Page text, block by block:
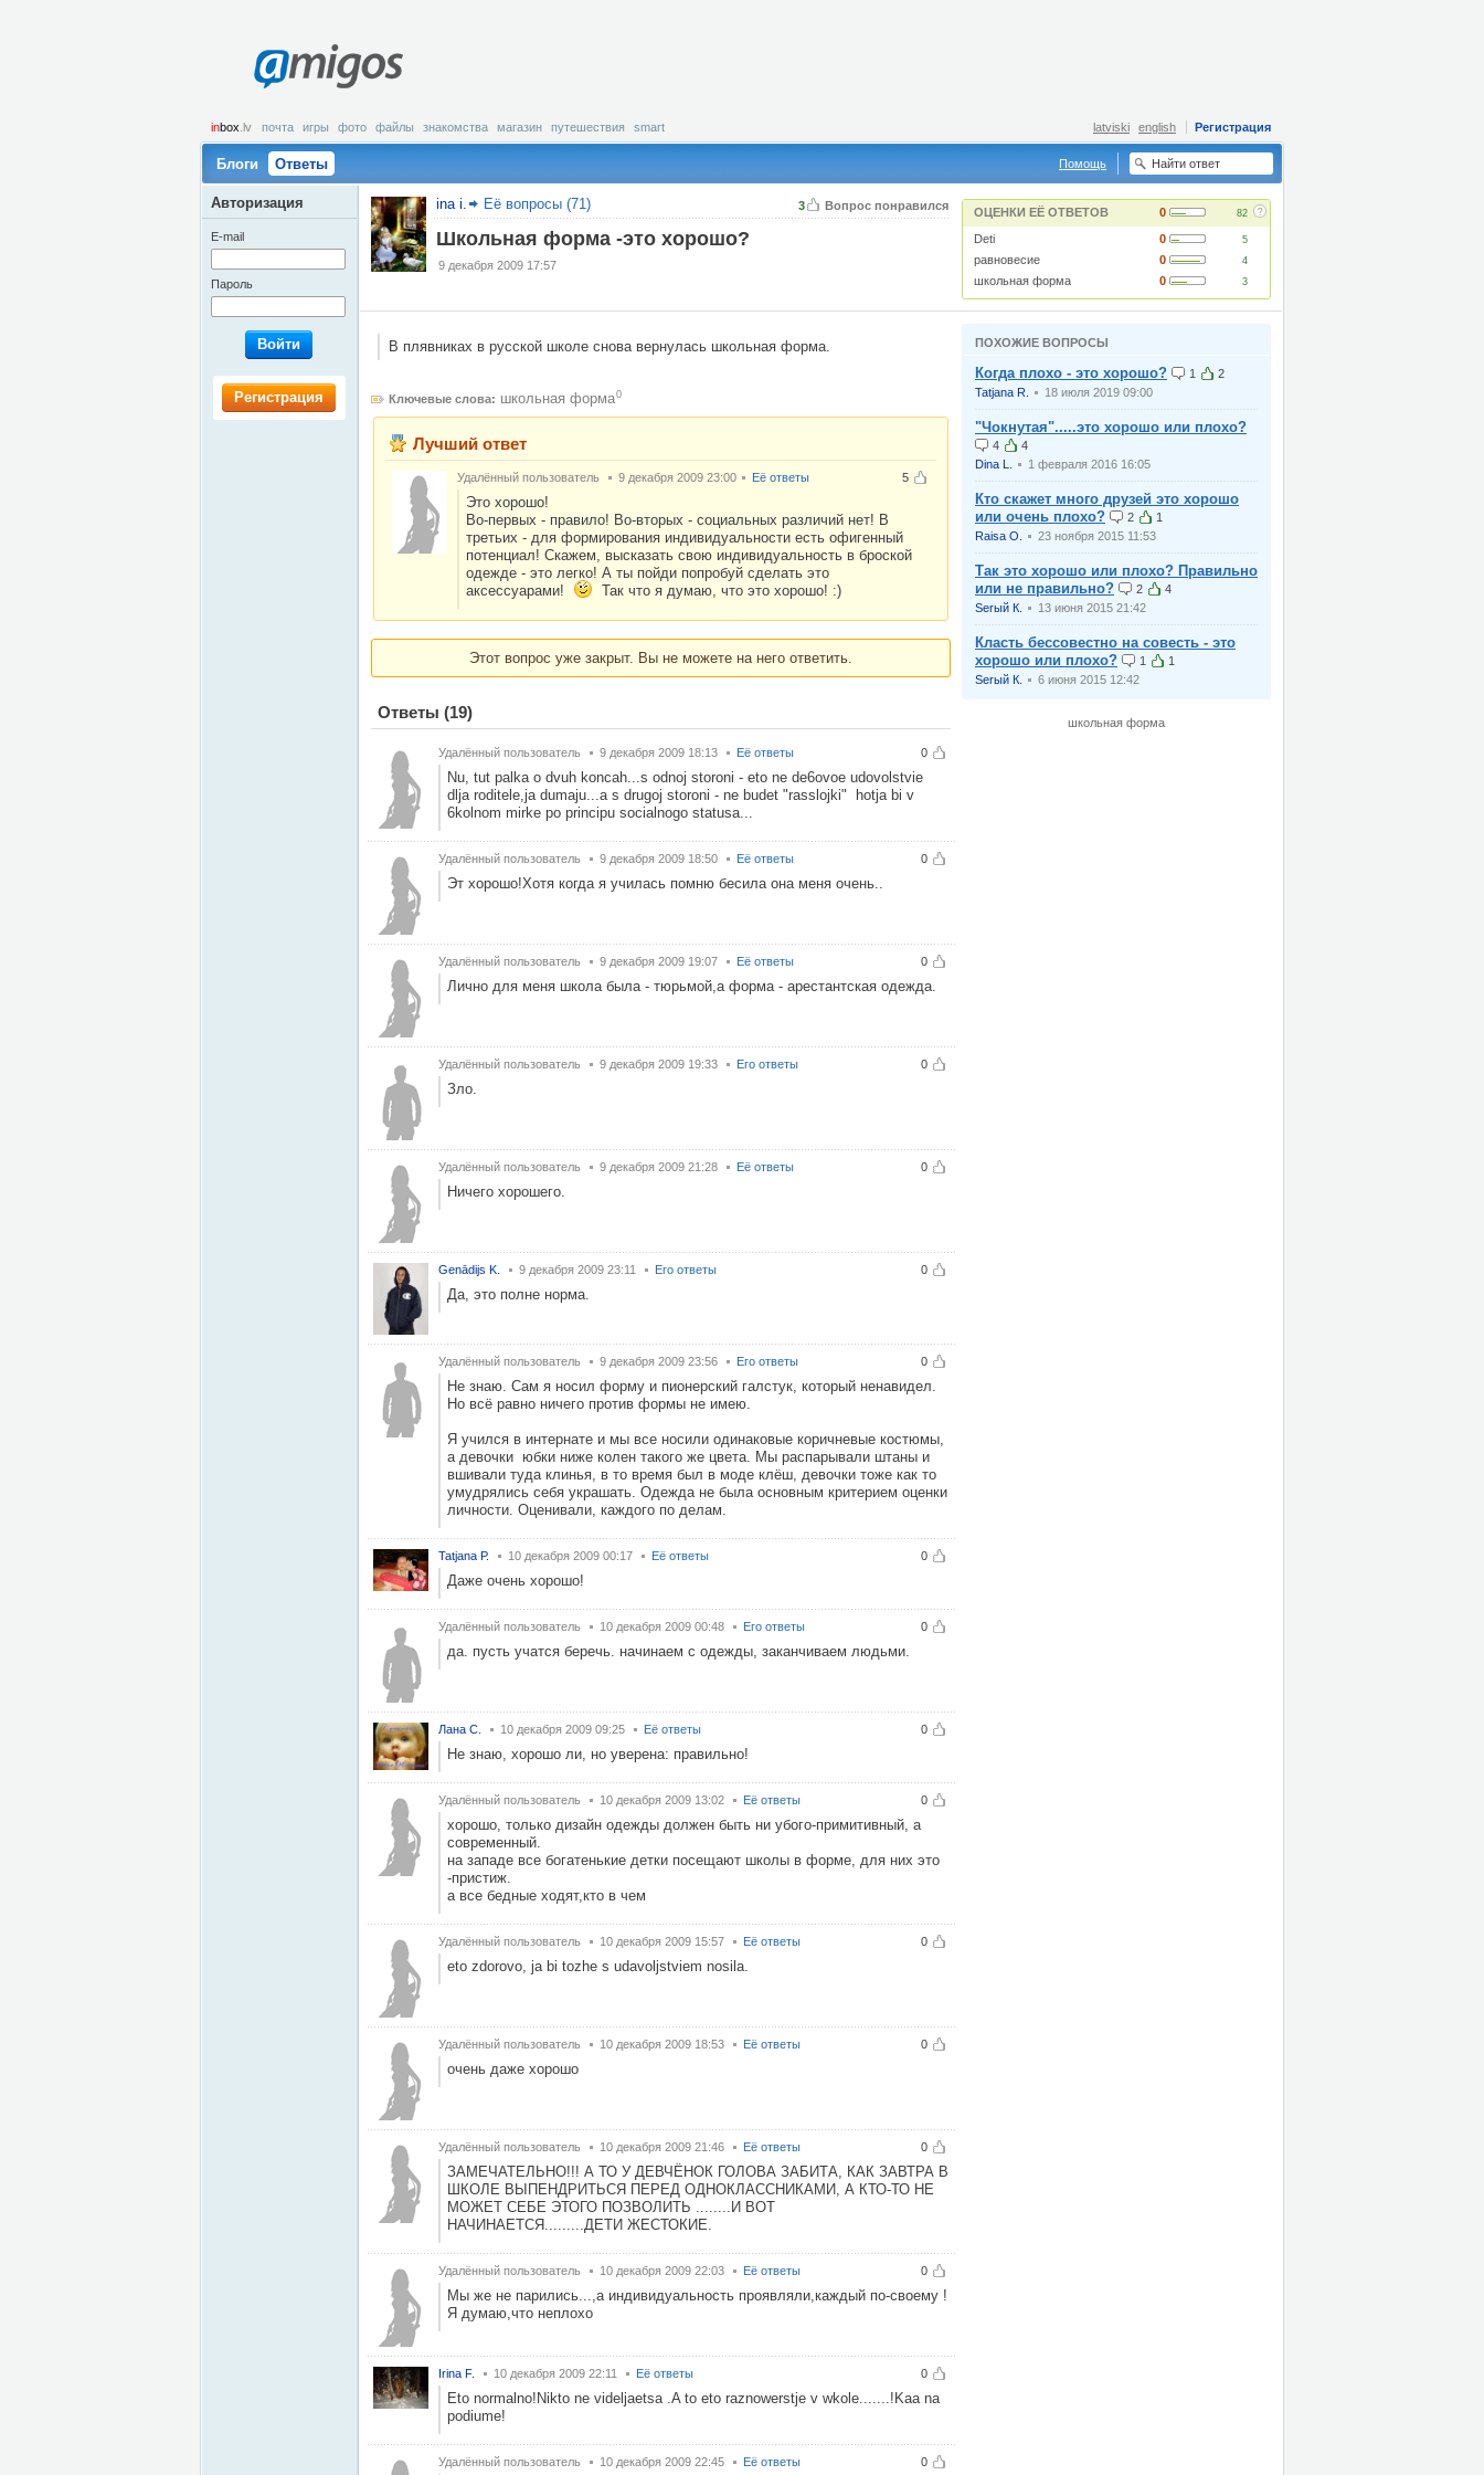
amigos
inbox .lv почта игры фото файлы знакомства магазин путешествия smart Регистрация
latviski english
Блоги Ответы Помощь
3 Вопрос понравился
ina i. Её вопросы (71)
Школьная форма -это хорошо?
9 декабря 2009 17:57
ОЦЕНКИ ЕЁ ОТВЕТОВ 0 82 ?
Deti 0 5
равновесие 0 4
школьная форма 0 3
В плявниках в русской школе снова вернулась школьная форма.
Ключевые слова: школьная форма0
Лучший ответ
5
Удалённый пользователь 9 декабря 2009 23:00 Её ответы
Это хорошо!
Во-первых - правило! Во-вторых - социальных различий нет! В
третьих - для формирования индивидуальности есть офигенный
потенциал! Скажем, высказать свою индивидуальность в броской
одежде - это легко! А ты пойди попробуй сделать это
аксессуарами!
Так что я думаю, что это хорошо! :)
Этот вопрос уже закрыт. Вы не можете на него ответить.
Ответы (19)
0
Удалённый пользователь 9 декабря 2009 18:13 Её ответы
Nu, tut palka o dvuh koncah...s odnoj storoni - eto ne de6ovoe udovolstvie
dlja roditele,ja dumaju...a s drugoj storoni - ne budet "rasslojki" hotja bi v
6kolnom mirke po principu socialnogo statusa...
0
Удалённый пользователь 9 декабря 2009 18:50 Её ответы
Эт хорошо!Хотя когда я училась помню бесила она меня очень..
0
Удалённый пользователь 9 декабря 2009 19:07 Её ответы
Лично для меня школа была - тюрьмой,а форма - арестантская одежда.
0
Удалённый пользователь 9 декабря 2009 19:33 Его ответы
Зло.
0
Удалённый пользователь 9 декабря 2009 21:28 Её ответы
Ничего хорошего.
0
Genādijs K. 9 декабря 2009 23:11 Его ответы
Да, это полне норма.
0
Удалённый пользователь 9 декабря 2009 23:56 Его ответы
Не знаю. Сам я носил форму и пионерский галстук, который ненавидел.
Но всё равно ничего против формы не имею.
Я учился в интернате и мы все носили одинаковые коричневые костюмы,
а девочки юбки ниже колен такого же цвета. Мы распарывали штаны и
вшивали туда клинья, в то время был в моде клёш, девочки тоже как то
умудрялись себя украшать. Одежда не была основным критерием оценки
личности. Оценивали, каждого по делам.
0
Tatjana Р. 10 декабря 2009 00:17 Её ответы
Даже очень хорошо!
0
Удалённый пользователь 10 декабря 2009 00:48 Его ответы
да. пусть учатся беречь. начинаем с одежды, заканчиваем людьми.
0
Лана С. 10 декабря 2009 09:25 Её ответы
Не знаю, хорошо ли, но уверена: правильно!
0
Удалённый пользователь 10 декабря 2009 13:02 Её ответы
хорошо, только дизайн одежды должен быть ни убого-примитивный, а
современный.
на западе все богатенькие детки посещают школы в форме, для них это
-пристиж.
а все бедные ходят,кто в чем
0
Удалённый пользователь 10 декабря 2009 15:57 Её ответы
eto zdorovo, ja bi tozhe s udavoljstviem nosila.
0
Удалённый пользователь 10 декабря 2009 18:53 Её ответы
очень даже хорошо
0
Удалённый пользователь 10 декабря 2009 21:46 Её ответы
ЗАМЕЧАТЕЛЬНО!!! А ТО У ДЕВЧЁНОК ГОЛОВА ЗАБИТА, КАК ЗАВТРА В
ШКОЛЕ ВЫПЕНДРИТЬСЯ ПЕРЕД ОДНОКЛАССНИКАМИ, А КТО-ТО НЕ
МОЖЕТ СЕБЕ ЭТОГО ПОЗВОЛИТЬ ........И ВОТ
НАЧИНАЕТСЯ.........ДЕТИ ЖЕСТОКИЕ.
0
Удалённый пользователь 10 декабря 2009 22:03 Её ответы
Мы же не парились...,а индивидуальность проявляли,каждый по-своему !
Я думаю,что неплохо
0
Irina F. 10 декабря 2009 22:11 Её ответы
Eto normalno!Nikto ne videljaetsa .A to eto raznowerstje v wkole.......!Kaa na
podiume!
0
Удалённый пользователь 10 декабря 2009 22:45 Её ответы
ПОХОЖИЕ ВОПРОСЫ
Когда плохо - это хорошо? 1
2
Tatjana R.
18 июля 2019 09:00
"Чокнутая".....это хорошо или плохо?
4
4
Dina L.
1 февраля 2016 16:05
Кто скажет много друзей это хорошо
или очень плохо?
2
1
Raisa O.
23 ноября 2015 11:53
Так это хорошо или плохо? Правильно
или не правильно?
2
4
Serый К.
13 июня 2015 21:42
Класть бессовестно на совесть - это
хорошо или плохо?
1
1
Serый К.
6 июня 2015 12:42
школьная форма
Авторизация
E-mail
Пароль
Войти
Регистрация